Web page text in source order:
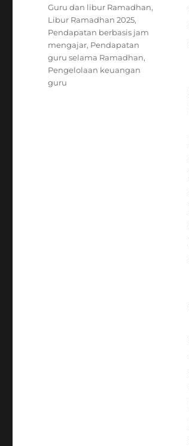
Tags
Guru dan libur Ramadhan,
Libur Ramadhan 2025,
Pendapatan berbasis jam
mengajar, Pendapatan
guru selama Ramadhan,
Pengelolaan keuangan
guru